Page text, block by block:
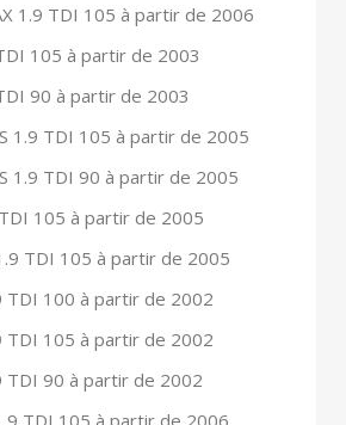
1.9 TDI 105 à partir de 2006
105 à partir de 2003
90 à partir de 2003
1.9 TDI 105 à partir de 2005
1.9 TDI 90 à partir de 2005
105 à partir de 2005
TDI 105 à partir de 2005
TDI 100 à partir de 2002
TDI 105 à partir de 2002
TDI 90 à partir de 2002
TDI 105 à partir de 2006